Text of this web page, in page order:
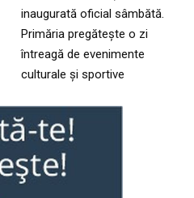
inaugurată oficial sâmbătă.
Primăria pregătește o zi
întreagă de evenimente
culturale și sportive